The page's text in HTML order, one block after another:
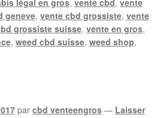
légal en gros, vente cbd, vente
geneve, vente cbd grossiste, vente
grossiste suisse, vente en gros,
, weed cbd suisse, weed shop,
par cbd venteengros — Laisser